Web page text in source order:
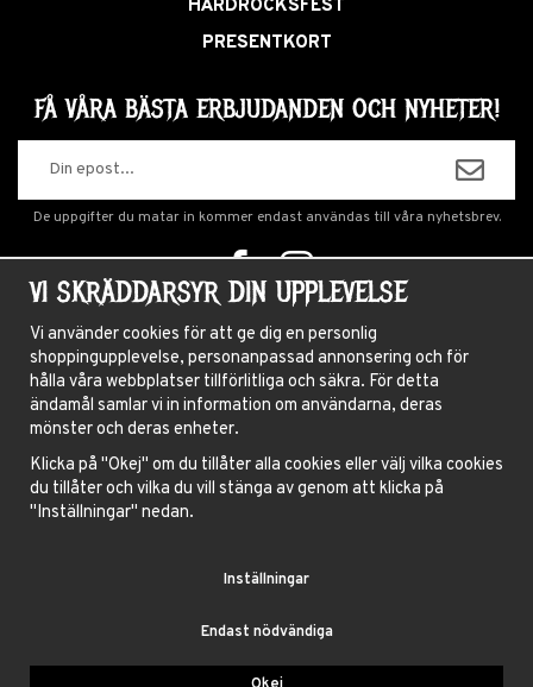
HÅRDROCKSFEST
PRESENTKORT
FÅ VÅRA BÄSTA ERBJUDANDEN OCH NYHETER!
De uppgifter du matar in kommer endast användas till våra nyhetsbrev.
OM OSS
NYHETSBREV
OM COOKIES
FRÅGOR OCH SVAR
HÅRFÄRGNINGSGUIDE
INSTRUKTIONER LINSER
BLOGG
VI SKRÄDDARSYR DIN UPPLEVELSE
Vi använder cookies för att ge dig en personlig
shoppingupplevelse, personanpassad annonsering och för
hålla våra webbplatser tillförlitliga och säkra. För detta
ändamål samlar vi in information om användarna, deras
mönster och deras enheter.
Klicka på "Okej" om du tillåter alla cookies eller välj vilka cookies
du tillåter och vilka du vill stänga av genom att klicka på
"Inställningar" nedan.
Inställningar
Endast nödvändiga